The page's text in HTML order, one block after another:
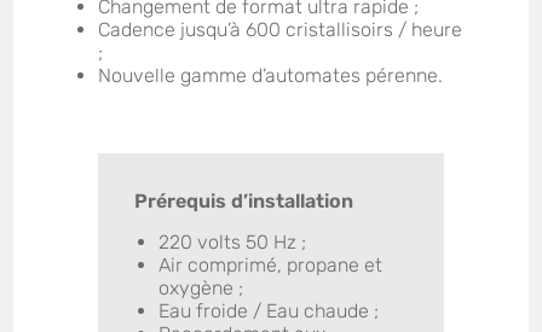
Changement de format ultra rapide ;
Cadence jusqu’à 600 cristallisoirs / heure
;
Nouvelle gamme d’automates pérenne.
Prérequis d’installation
220 volts 50 Hz ;
Air comprimé, propane et
oxygène ;
Eau froide / Eau chaude ;